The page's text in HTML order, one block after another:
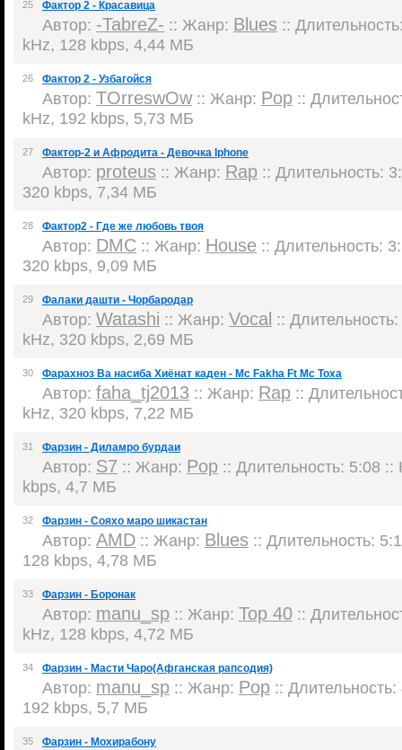
25 Фактор 2 - Красавица
Автор: -TabreZ- :: Жанр: Blues ::
kHz, 128 kbps, 4,44 МБ
26 Фактор 2 - Узбагойся
Автор: TOrreswOw:: Жанр: Pop ::
kHz, 192 kbps, 5,73 МБ
27 Фактор-2 и Афродита - Девочка Iphone
Автор: proteus :: Жанр: Rap :: Длительность:
320 kbps, 7,34 МБ
28 Фактор2 - Где же любовь твоя
Автор: DMC :: Жанр: House :: Длительность:
320 kbps, 9,09 МБ
29 Фалаки дашти - Чорбародар
Автор: Watashi :: Жанр: Vocal ::
kHz, 320 kbps, 2,69 МБ
30 Фарахноз Ва насиба Хиёнат каден - Mc Fakha Ft Mc Toxa
Автор: faha_tj2013 :: Жанр: Rap ::
kHz, 320 kbps, 7,22 МБ
31 Фарзин - Диламро бурдаи
Автор: S7 :: Жанр: Pop :: Длительность: 5:08 ::
kbps, 4,7 МБ
32 Фарзин - Сояхо маро шикастан
Автор: AMD :: Жанр: Blues :: Длительность:
128 kbps, 4,78 МБ
33 Фарзин - Боронак
Автор: manu_sp :: Жанр: Top 40 ::
kHz, 128 kbps, 4,72 МБ
34 Фарзин - Масти Чаро(Афганская рапсодия)
Автор: manu_sp :: Жанр: Pop ::
192 kbps, 5,7 МБ
35 Фарзин - Мохирабону